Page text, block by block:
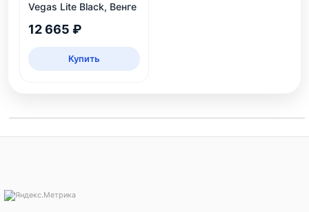
Vegas Lite Black, Венге
12 665 ₽
Купить